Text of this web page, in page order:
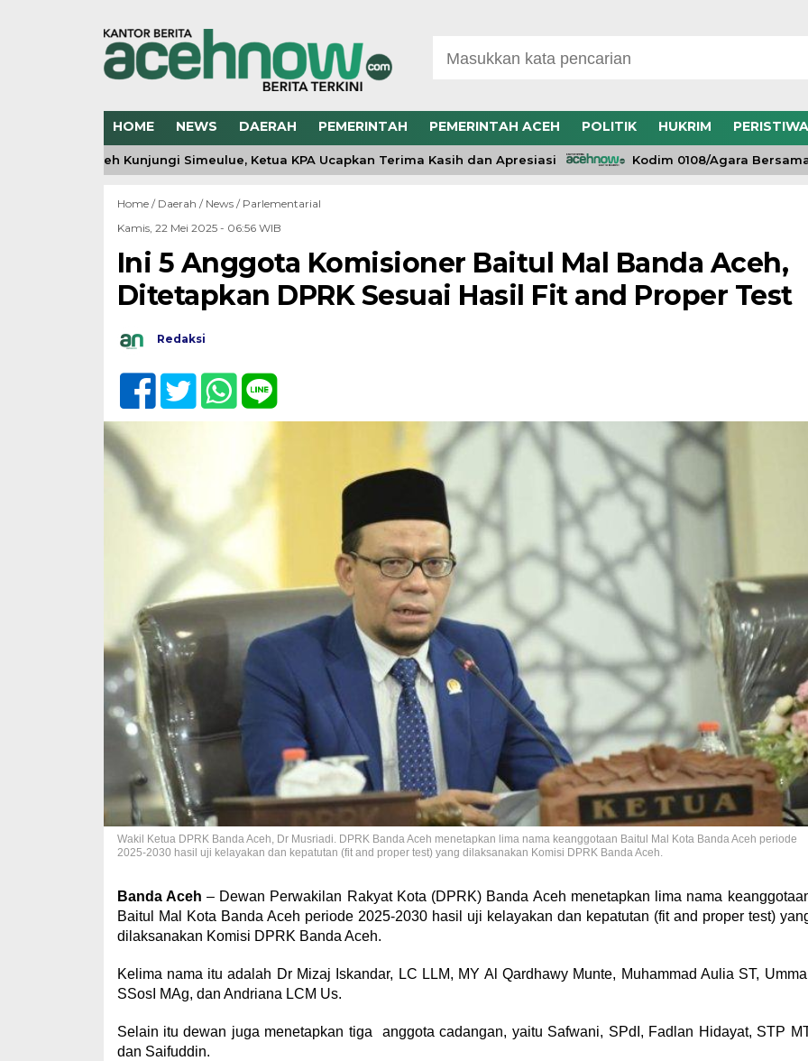
HOME NEWS DAERAH PEMERINTAH PEMERINTAH ACEH POLITIK HUKRIM PERISTIWA
Aceh Kunjungi Simeulue, Ketua KPA Ucapkan Terima Kasih dan Apresiasi Kodim 0108/Agara Bersama
Home / Daerah / News/ Parlementarial
Kamis, 22 Mei 2025 - 06:56 WIB
Ini 5 Anggota Komisioner Baitul Mal Banda Aceh,
Ditetapkan DPRK Sesuai Hasil Fit and Proper Test
Redaksi
Wakil Ketua DPRK Banda Aceh, Dr Musriadi. DPRK Banda Aceh menetapkan lima nama keanggotaan Baitul Mal Kota Banda Aceh periode
2025-2030 hasil uji kelayakan dan kepatutan (fit and proper test) yang dilaksanakan Komisi DPRK Banda Aceh.
Banda Aceh – Dewan Perwakilan Rakyat Kota (DPRK) Banda Aceh menetapkan lima nama
Baitul Mal Kota Banda Aceh periode 2025-2030 hasil uji kelayakan dan kepatutan (fit and proper test)
dilaksanakan Komisi DPRK Banda Aceh.
Kelima nama itu adalah Dr Mizaj Iskandar, LC LLM, MY Al Qardhawy Munte, Muhammad Aulia ST,
SSosI MAg, dan Andriana LCM Us.
Selain itu dewan juga menetapkan tiga anggota cadangan, yaitu Safwani, SPdI, Fadlan Hidayat, STP
dan Saifuddin.